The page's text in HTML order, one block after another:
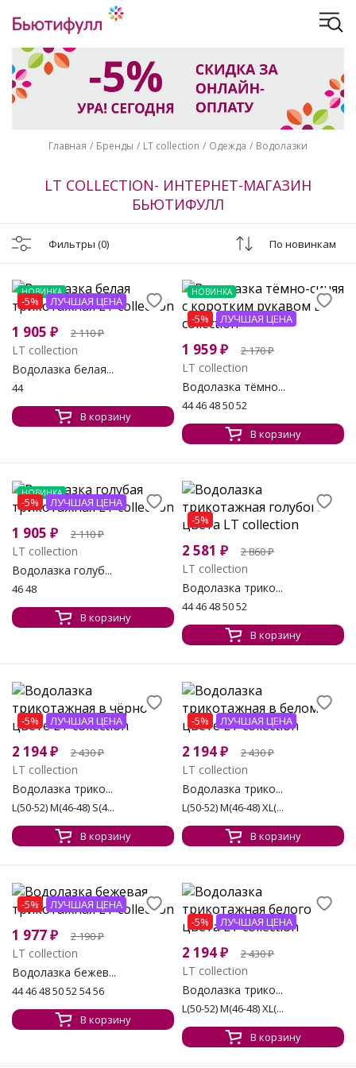
Главная Бренды LT collection Одежда Водолазки
LT COLLECTION- ИНТЕРНЕТ-МАГАЗИН
БЬЮТИФУЛЛ
Фильтры (0) По новинкам
НОВИНКА
-5% ЛУЧШАЯ ЦЕНА
1 905 ₽ 2 110₽
LT collection
Водолазка белая...
44
В корзину
НОВИНКА
-5% ЛУЧШАЯ ЦЕНА
1 959₽ 2 170₽
LT collection
Водолазка тёмно...
44 46 48 50 52
В корзину
НОВИНКА
-5% ЛУЧШАЯ ЦЕНА
1 905 ₽ 2 110₽
LT collection
Водолазка голуб...
46 48
В корзину
-5%
2 581 ₽ 2 860₽
LT collection
Водолазка трико...
44 46 48 50 52
В корзину
-5% ЛУЧШАЯ ЦЕНА
2 194₽ 2 430₽
LT collection
Водолазка трико...
L(50-52) M(46-48) S(4...
В корзину
-5% ЛУЧШАЯ ЦЕНА
2 194₽ 2 430₽
LT collection
Водолазка трико...
L(50-52) M(46-48) XL(...
В корзину
-5% ЛУЧШАЯ ЦЕНА
1 977₽ 2 190₽
LT collection
Водолазка бежев...
44 46 48 50 52 54 56
В корзину
-5% ЛУЧШАЯ ЦЕНА
2 194₽ 2 430₽
LT collection
Водолазка трико...
L(50-52) M(46-48) XL(...
В корзину